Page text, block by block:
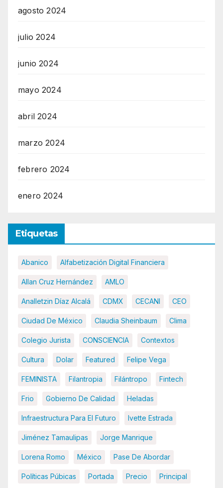
agosto 2024
julio 2024
junio 2024
mayo 2024
abril 2024
marzo 2024
febrero 2024
enero 2024
Etiquetas
Abanico Alfabetización Digital Financiera
Allan Cruz Hernández AMLO
Analletzin Díaz Alcalá CDMX CECANI CEO
Ciudad De México Claudia Sheinbaum Clima
Colegio Jurista CONSCIENCIA Contextos
Cultura Dolar Featured Felipe Vega
FEMINISTA Filantropia Filántropo Fintech
Frio Gobierno De Calidad Heladas
Infraestructura Para El Futuro Ivette Estrada
Jiménez Tamaulipas Jorge Manrique
Lorena Romo México Pase De Abordar
Políticas Púbicas Portada Precio Principal